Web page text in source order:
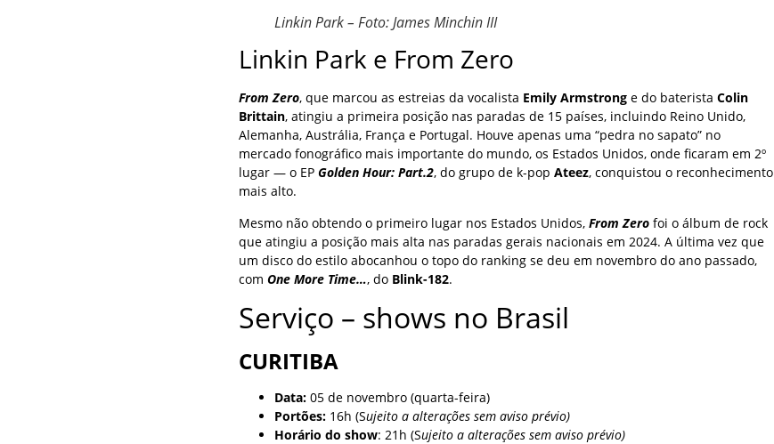
Linkin Park – Foto: James Minchin III
Linkin Park e From Zero
From Zero, que marcou as estreias da vocalista Emily Armstrong e do baterista Colin
Brittain, atingiu a primeira posição nas paradas de 15 países, incluindo Reino Unido,
Alemanha, Austrália, França e Portugal. Houve apenas uma “pedra no sapato” no
mercado fonográfico mais importante do mundo, os Estados Unidos, onde ficaram em 2º
lugar — o EP Golden Hour: Part.2, do grupo de k-pop Ateez, conquistou o reconhecimento
mais alto.
Mesmo não obtendo o primeiro lugar nos Estados Unidos, From Zero foi o álbum de rock
que atingiu a posição mais alta nas paradas gerais nacionais em 2024. A última vez que
um disco do estilo abocanhou o topo do ranking se deu em novembro do ano passado,
com One More Time…, do Blink-182.
Serviço – shows no Brasil
CURITIBA
Data: 05 de novembro (quarta-feira)
Portões: 16h (Sujeito a alterações sem aviso prévio)
Horário do show: 21h (Sujeito a alterações sem aviso prévio)